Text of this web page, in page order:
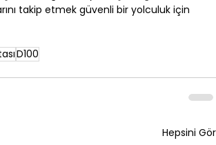
takip etmek güvenli bir yolculuk için
D100
Hepsini Gör